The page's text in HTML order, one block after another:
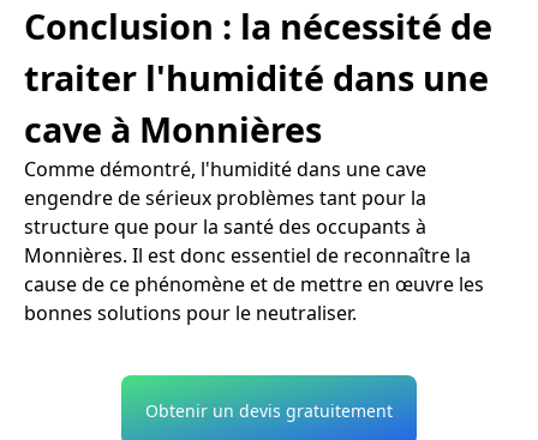
Conclusion : la nécessité de
traiter l'humidité dans une
cave à Monnières
Comme démontré, l'humidité dans une cave
engendre de sérieux problèmes tant pour la
structure que pour la santé des occupants à
Monnières. Il est donc essentiel de reconnaître la
cause de ce phénomène et de mettre en œuvre les
bonnes solutions pour le neutraliser.
Obtenir un devis gratuitement